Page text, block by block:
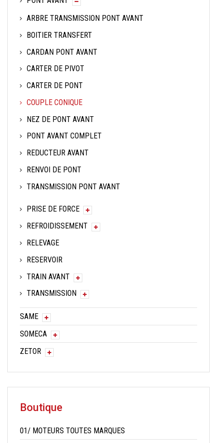
ARBRE TRANSMISSION PONT AVANT
BOITIER TRANSFERT
CARDAN PONT AVANT
CARTER DE PIVOT
CARTER DE PONT
COUPLE CONIQUE
NEZ DE PONT AVANT
PONT AVANT COMPLET
REDUCTEUR AVANT
RENVOI DE PONT
TRANSMISSION PONT AVANT
PRISE DE FORCE
REFROIDISSEMENT
RELEVAGE
RESERVOIR
TRAIN AVANT
TRANSMISSION
SAME
SOMECA
ZETOR
Boutique
01/ MOTEURS TOUTES MARQUES